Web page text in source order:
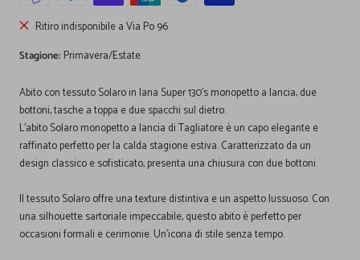
Ritiro indisponibile a Via Po 96
Stagione: Primavera/Estate
Abito con tessuto Solaro in lana Super 130's monopetto a lancia, due
bottoni, tasche a toppa e due spacchi sul dietro.
L'abito Solaro monopetto a lancia di Tagliatore è un capo elegante e
raffinato perfetto per la calda stagione estiva. Caratterizzato da un
design classico e sofisticato, presenta una chiusura con due bottoni.
Il tessuto Solaro offre una texture distintiva e un aspetto lussuoso. Con
una silhouette sartoriale impeccabile, questo abito è perfetto per
occasioni formali e cerimonie. Un'icona di stile senza tempo.